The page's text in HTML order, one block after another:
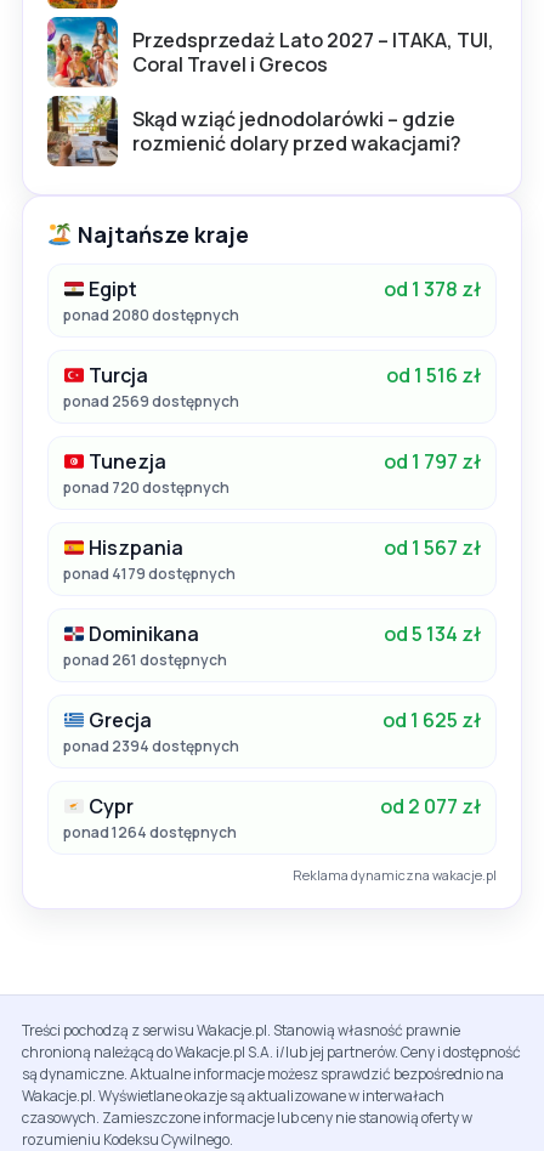
Przedsprzedaż Lato 2027 – ITAKA, TUI,
Coral Travel i Grecos
Skąd wziąć jednodolarówki – gdzie
rozmienić dolary przed wakacjami?
Najtańsze kraje
Egipt od 1 378 zł
ponad 2080 dostępnych
Turcja od 1 516 zł
ponad 2569 dostępnych
Tunezja od 1 797 zł
ponad 720 dostępnych
Hiszpania od 1 567 zł
ponad 4179 dostępnych
Dominikana od 5 134 zł
ponad 261 dostępnych
Grecja od 1 625 zł
ponad 2394 dostępnych
Cypr od 2 077 zł
ponad 1264 dostępnych
Reklama dynamiczna wakacje.pl
Treści pochodzą z serwisu Wakacje.pl. Stanowią własność prawnie
chronioną należącą do Wakacje.pl S.A. i/lub jej partnerów. Ceny i dostępność
są dynamiczne. Aktualne informacje możesz sprawdzić bezpośrednio na
Wakacje.pl. Wyświetlane okazje są aktualizowane w interwałach
czasowych. Zamieszczone informacje lub ceny nie stanowią oferty w
rozumieniu Kodeksu Cywilnego.